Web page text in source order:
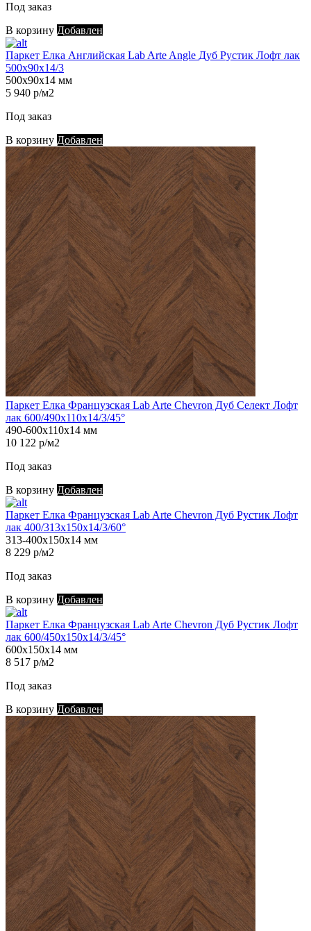
Под заказ
В корзину Добавлен
Паркет Елка Английская Lab Arte Angle Дуб Рустик Лофт лак
500х90х14/3
500х90х14 мм
5 940 р/м2
Под заказ
В корзину Добавлен
Паркет Елка Французская Lab Arte Chevron Дуб Селект Лофт
лак 600/490х110х14/3/45°
490-600х110х14 мм
10 122 р/м2
Под заказ
В корзину Добавлен
Паркет Елка Французская Lab Arte Chevron Дуб Рустик Лофт
лак 400/313х150х14/3/60°
313-400х150х14 мм
8 229 р/м2
Под заказ
В корзину Добавлен
Паркет Елка Французская Lab Arte Chevron Дуб Рустик Лофт
лак 600/450х150х14/3/45°
600х150х14 мм
8 517 р/м2
Под заказ
В корзину Добавлен